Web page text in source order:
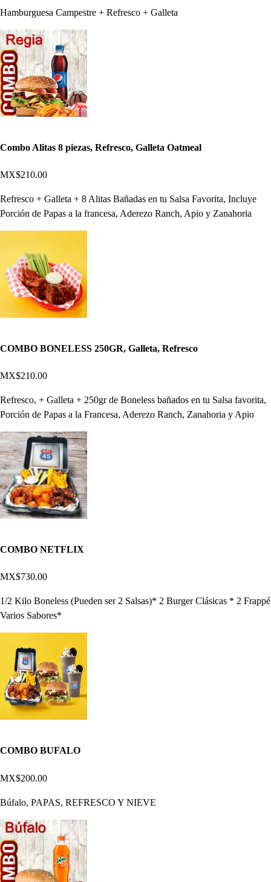
Hamburguesa Campestre + Refresco + Galleta
Combo Alitas 8 piezas, Refresco, Galleta Oatmeal
MX$210.00
Refresco + Galleta + 8 Alitas Bañadas en tu Salsa Favorita, Incluye
Porción de Papas a la francesa, Aderezo Ranch, Apio y Zanahoria
COMBO BONELESS 250GR, Galleta, Refresco
MX$210.00
Refresco, + Galleta + 250gr de Boneless bañados en tu Salsa favorita,
Porción de Papas a la Francesa, Aderezo Ranch, Zanahoria y Apio
COMBO NETFLIX
MX$730.00
1/2 Kilo Boneless (Pueden ser 2 Salsas)* 2 Burger Clásicas * 2 Frappé
Varios Sabores*
COMBO BUFALO
MX$200.00
Búfalo, PAPAS, REFRESCO Y NIEVE